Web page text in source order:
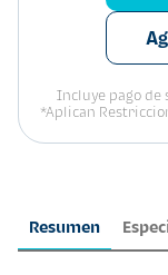
Resumen
Incluye pago de
*Aplican